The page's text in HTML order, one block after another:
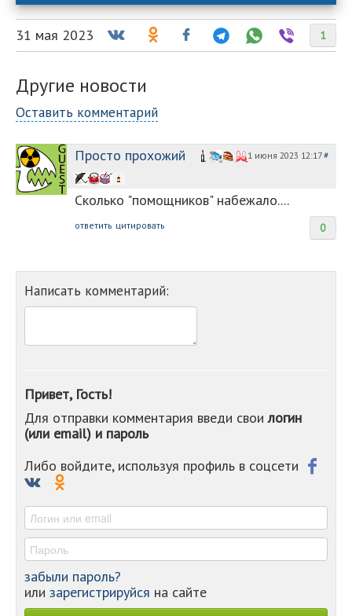
1
31 мая 2023
Другие новости
Оставить комментарий
Просто прохожий 1 июня 2023 12:17#
Сколько "помощников" набежало....
0
ответить цитировать
Написать комментарий:
Привет, Гость!
Для отправки комментария введи своилогин
(или email) и пароль
Либо войдите, используя профиль в соцсети
забыли пароль?
или зарегистрируйся на сайте